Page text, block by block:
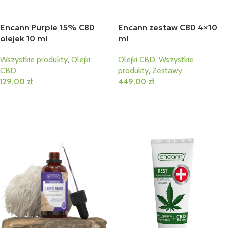
Encann Purple 15% CBD
olejek 10 ml
Wszystkie produkty, Olejki
CBD
129,00 zł
Encann zestaw CBD 4×10
ml
Olejki CBD, Wszystkie
produkty, Zestawy
449,00 zł